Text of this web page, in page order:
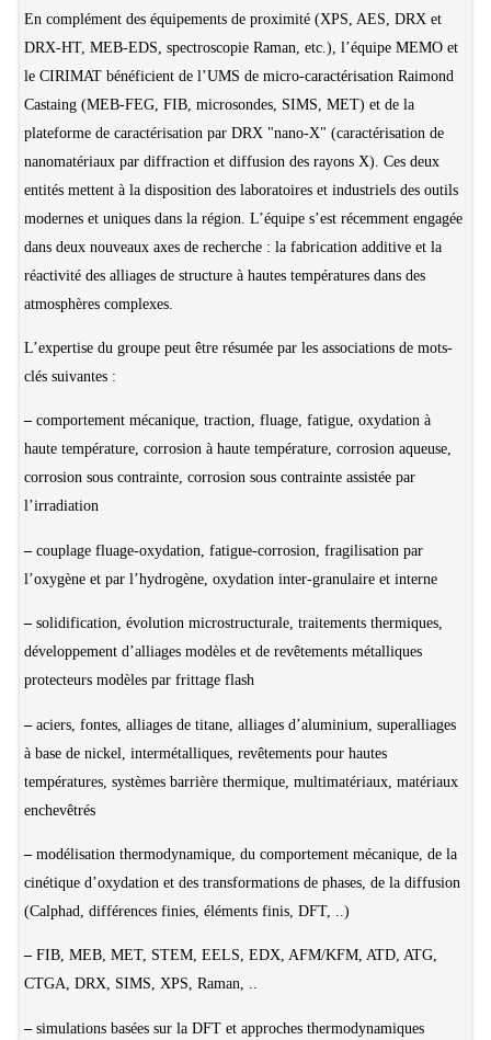
En complément des équipements de proximité (XPS, AES, DRX et
DRX-HT, MEB-EDS, spectroscopie Raman, etc.), l’équipe MEMO et
le CIRIMAT bénéficient de l’UMS de micro-caractérisation Raimond
Castaing (MEB-FEG, FIB, microsondes, SIMS, MET) et de la
plateforme de caractérisation par DRX "nano-X" (caractérisation de
nanomatériaux par diffraction et diffusion des rayons X). Ces deux
entités mettent à la disposition des laboratoires et industriels des outils
modernes et uniques dans la région. L’équipe s’est récemment engagée
dans deux nouveaux axes de recherche : la fabrication additive et la
réactivité des alliages de structure à hautes températures dans des
atmosphères complexes.
L’expertise du groupe peut être résumée par les associations de mots-
clés suivantes :
– comportement mécanique, traction, fluage, fatigue, oxydation à
haute température, corrosion à haute température, corrosion aqueuse,
corrosion sous contrainte, corrosion sous contrainte assistée par
l’irradiation
– couplage fluage-oxydation, fatigue-corrosion, fragilisation par
l’oxygène et par l’hydrogène, oxydation inter-granulaire et interne
– solidification, évolution microstructurale, traitements thermiques,
développement d’alliages modèles et de revêtements métalliques
protecteurs modèles par frittage flash
– aciers, fontes, alliages de titane, alliages d’aluminium, superalliages
à base de nickel, intermétalliques, revêtements pour hautes
températures, systèmes barrière thermique, multimatériaux, matériaux
enchevêtrés
– modélisation thermodynamique, du comportement mécanique, de la
cinétique d’oxydation et des transformations de phases, de la diffusion
(Calphad, différences finies, éléments finis, DFT, ..)
– FIB, MEB, MET, STEM, EELS, EDX, AFM/KFM, ATD, ATG,
CTGA, DRX, SIMS, XPS, Raman, ..
– simulations basées sur la DFT et approches thermodynamiques